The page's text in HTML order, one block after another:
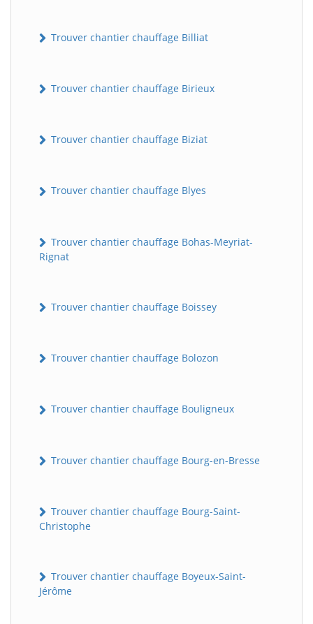
Trouver chantier chauffage Billiat
Trouver chantier chauffage Birieux
Trouver chantier chauffage Biziat
Trouver chantier chauffage Blyes
Trouver chantier chauffage Bohas-Meyriat-
Rignat
Trouver chantier chauffage Boissey
Trouver chantier chauffage Bolozon
Trouver chantier chauffage Bouligneux
Trouver chantier chauffage Bourg-en-Bresse
Trouver chantier chauffage Bourg-Saint-
Christophe
Trouver chantier chauffage Boyeux-Saint-
Jérôme